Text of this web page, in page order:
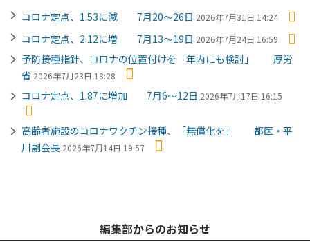
コロナ定点、1.53に減 7月20～26日 2026年7月31日 14:24
コロナ定点、2.12に増 7月13～19日 2026年7月24日 16:59
予防接種指針、コロナの位置付けを「年内にも検討」 厚労
省 2026年7月23日 18:28
コロナ定点、1.87に増加 7月6～12日 2026年7月17日 16:15
高齢者施設のコロナワクチン接種、「無償化を」 都医・平
川副会長 2026年7月14日 19:57
編集部からのお知らせ